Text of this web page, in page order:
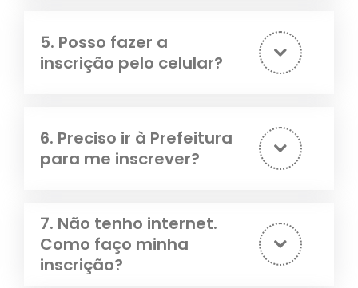
5. Posso fazer a
inscrição pelo celular?
6. Preciso ir à Prefeitura
para me inscrever?
7. Não tenho internet.
Como faço minha
inscrição?